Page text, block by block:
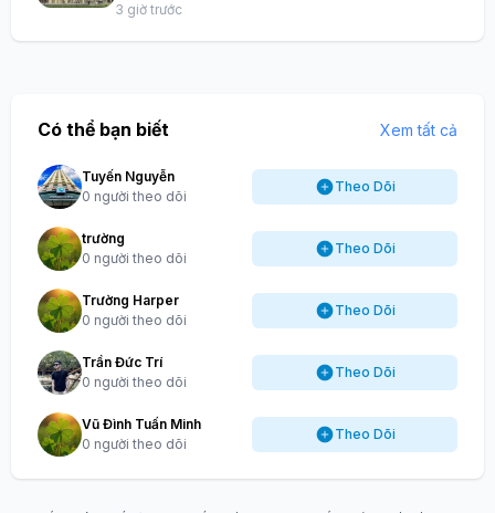
3 giờ trước
Có thể bạn biết Xem tất cả
Tuyến Nguyễn
0 người theo dõi
Theo Dõi
trường
0 người theo dõi
Theo Dõi
Trường Harper
0 người theo dõi
Theo Dõi
Trần Đức Trí
0 người theo dõi
Theo Dõi
Vũ Đình Tuấn Minh
0 người theo dõi
Theo Dõi